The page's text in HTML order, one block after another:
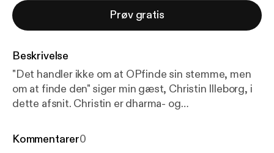
Prøv gratis
Beskrivelse
"Det handler ikke om at OPfinde sin stemme, men
om at finde den" siger min gæst, Christin Illeborg, i
dette afsnit. Christin er dharma- og
erfaringsbaseret tradition, og hun siger at det går
Kommentarer0